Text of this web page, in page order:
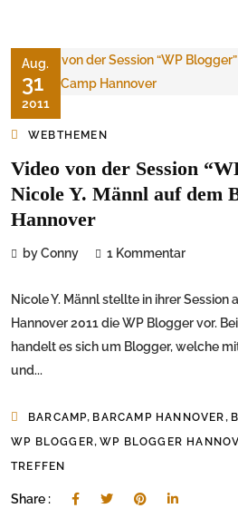
Aug.
31
2011
WEBTHEMEN
Video von der Session
Nicole Y. Männl auf dem
Hannover
by Conny 1 Kommentar
Nicole Y. Männl stellte in ihrer Session
Hannover 2011 die WP Blogger vor.
handelt es sich um Blogger, welche
und...
BARCAMP, BARCAMP HANNOVER,
WP BLOGGER, WP BLOGGER
TREFFEN
Share :